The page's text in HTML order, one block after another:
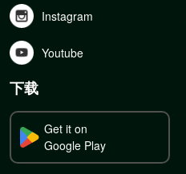
Instagram
Youtube
下载
Get it on
Google Play